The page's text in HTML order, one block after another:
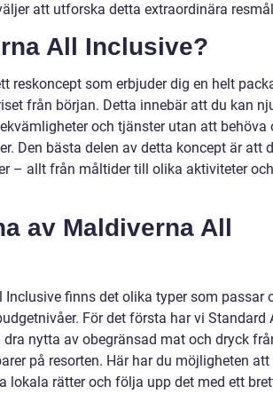
att utforska detta extraordinära
All Inclusive?
reskoncept som erbjuder dig en helt
från början. Detta innebär att du kan
och tjänster utan att behöva
Den bästa delen av detta koncept är att
– allt från måltider till olika aktiviteter och
av Maldiverna All
Inclusive finns det olika typer som passar
För det första har vi Standard
nytta av obegränsad mat och dryck
på resorten. Här har du möjligheten
lokala rätter och följa upp det med ett